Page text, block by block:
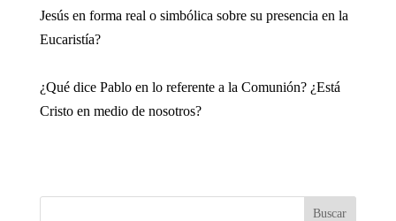
Jesús en forma real o simbólica sobre su presencia en la
Eucaristía?
¿Qué dice Pablo en lo referente a la Comunión? ¿Está
Cristo en medio de nosotros?
Buscar